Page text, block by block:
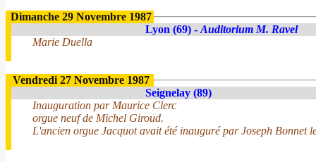
Dimanche 29 Novembre 1987
Lyon (69) - Auditorium M. Ravel
Marie Duella
Vendredi 27 Novembre 1987
Seignelay (89)
Inauguration par Maurice Clerc
orgue neuf de Michel Giroud.
L'ancien orgue Jacquot avait été inauguré par Joseph Bonnet